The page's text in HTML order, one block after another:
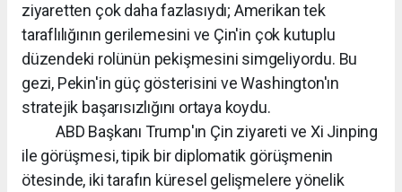
ziyaretten çok daha fazlasıydı; Amerikan tek
taraflılığının gerilemesini ve Çin'in çok kutuplu
düzendeki rolünün pekişmesini simgeliyordu. Bu
gezi, Pekin'in güç gösterisini ve Washington'ın
stratejik başarısızlığını ortaya koydu.
ABD Başkanı Trump'ın Çin ziyareti ve Xi Jinping
ile görüşmesi, tipik bir diplomatik görüşmenin
ötesinde, iki tarafın küresel gelişmelere yönelik